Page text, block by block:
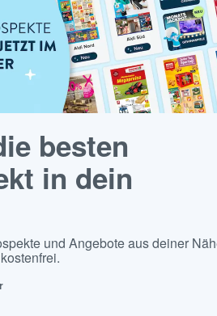
besten
in dein
und Angebote aus deiner